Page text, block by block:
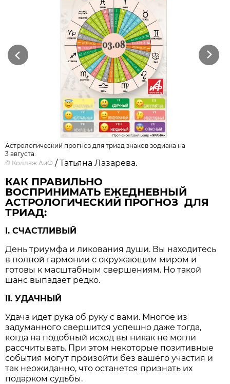
Previous Next
Астрологический прогноз для триад знаков зодиака на
3 августа.
© Коллаж АиФ / Татьяна Лазарева.
КАК ПРАВИЛЬНО
ВОСПРИНИМАТЬ ЕЖЕДНЕВНЫЙ
АСТРОЛОГИЧЕСКИЙ ПРОГНОЗ ДЛЯ
ТРИАД:
I. СЧАСТЛИВЫЙ
День триумфа и ликования души. Вы находитесь
в полной гармонии с окружающим миром и
готовы к масштабным свершениям. Но такой
шанс выпадает редко.
II. УДАЧНЫЙ
Удача идет рука об руку с вами. Многое из
задуманного свершится успешно даже тогда,
когда на подобный исход вы никак не могли
рассчитывать. При этом некоторые позитивные
события могут произойти без вашего участия и
так неожиданно, что останется признать их
подарком судьбы.